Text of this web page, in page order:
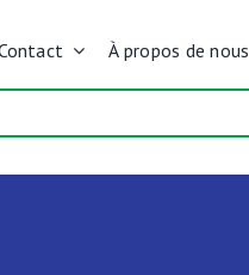
À propos de nous